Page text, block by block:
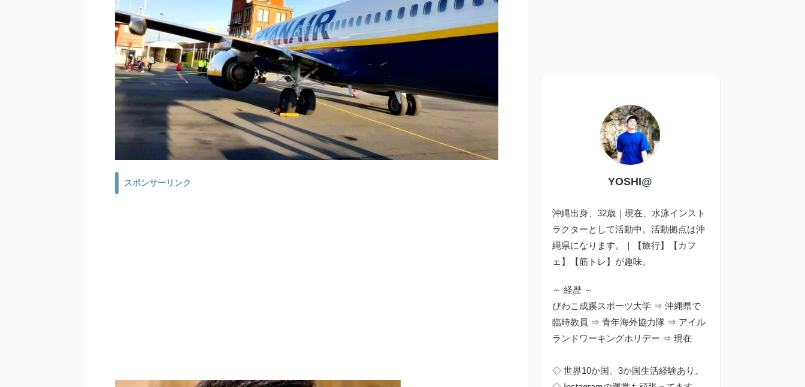
スポンサーリンク YOSHI@
沖縄出身、32歳｜現在、水泳インスト
ラクターとして活動中。活動拠点は沖
縄県になります。｜【旅行】【カフ
ェ】【筋トレ】が趣味。
～ 経歴 ～
びわこ成蹊スポーツ大学 ⇒ 沖縄県で
臨時教員 ⇒ 青年海外協力隊 ⇒ アイル
ランドワーキングホリデー ⇒ 現在
◇ 世界10か国、3か国生活経験あり。